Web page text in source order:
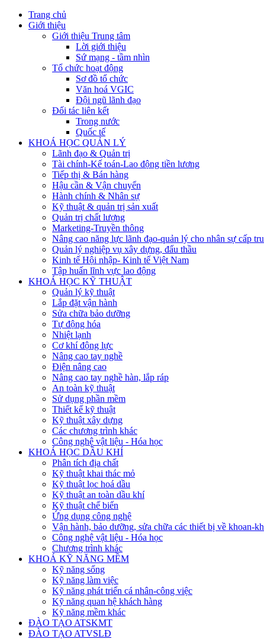
Trang chủ
Giới thiệu
Giới thiệu Trung tâm
Lời giới thiệu
Sứ mạng - tầm nhìn
Tổ chức hoạt động
Sơ đồ tổ chức
Văn hoá VGIC
Đội ngũ lãnh đạo
Đối tác liên kết
Trong nước
Quốc tế
KHOÁ HỌC QUẢN LÝ
Lãnh đạo & Quản trị
Tài chính-Kế toán-Lao động tiền lương
Tiếp thị & Bán hàng
Hậu cần & Vận chuyển
Hành chính & Nhân sự
Kỹ thuật & quản trị sản xuất
Quản trị chất lượng
Marketing-Truyền thông
Nâng cao năng lực lãnh đạo-quản lý cho nhân sự cấp
Quản lý nghiệp vụ xây dựng, đấu thầu
Kinh tế Hội nhập- Kinh tế Việt Nam
Tập huấn lĩnh vực lao động
KHOÁ HỌC KỸ THUẬT
Quản lý kỹ thuật
Lắp đặt vận hành
Sửa chữa bảo dưỡng
Tự động hóa
Nhiệt lạnh
Cơ khí động lực
Nâng cao tay nghề
Điện nâng cao
Nâng cao tay nghề hàn, lắp ráp
An toàn kỹ thuật
Sử dụng phần mềm
Thiết kế kỹ thuật
Kỹ thuật xây dựng
Các chương trình khác
Công nghệ vật liệu - Hóa học
KHOÁ HỌC DẦU KHÍ
Phân tích địa chất
Kỹ thuật khai thác mỏ
Kỹ thuật lọc hoá dầu
Kỹ thuật an toàn dầu khí
Kỹ thuật chế biến
Ứng dụng công nghệ
Vận hành, bảo dưỡng, sửa chữa các thiết bị về khoan-
Công nghệ vật liệu - Hóa học
Chương trình khác
KHOÁ KỸ NĂNG MỀM
Kỹ năng sống
Kỹ năng làm việc
Kỹ năng phát triển cá nhân-công việc
Kỹ năng quan hệ khách hàng
Kỹ năng mềm khác
ĐÀO TẠO ATSKMT
ĐÀO TẠO ATVSLĐ